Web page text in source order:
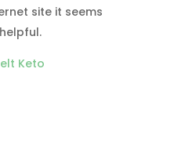
site it seems
Keto